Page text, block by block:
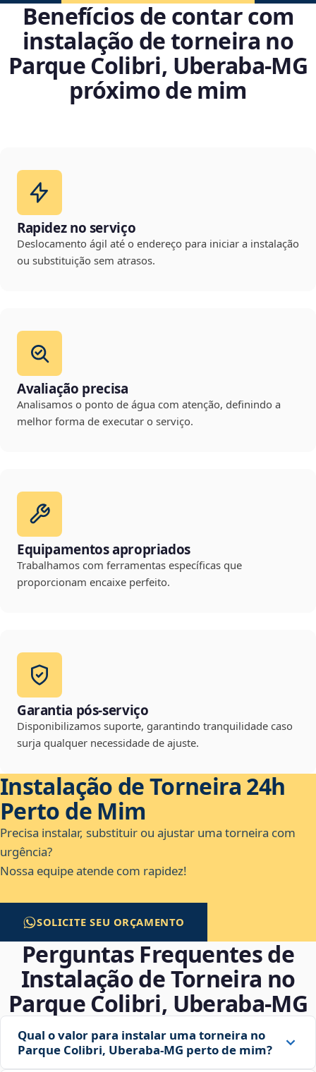
Benefícios de contar com
instalação de torneira no
Parque Colibri, Uberaba‑MG
próximo de mim
Rapidez no serviço
Deslocamento ágil até o endereço para iniciar a instalação
ou substituição sem atrasos.
Avaliação precisa
Analisamos o ponto de água com atenção, definindo a
melhor forma de executar o serviço.
Equipamentos apropriados
Trabalhamos com ferramentas específicas que
proporcionam encaixe perfeito.
Garantia pós-serviço
Disponibilizamos suporte, garantindo tranquilidade caso
surja qualquer necessidade de ajuste.
Instalação de Torneira 24h
Perto de Mim
Precisa instalar, substituir ou ajustar uma torneira com
urgência?
Nossa equipe atende com rapidez!
SOLICITE SEU ORÇAMENTO
Perguntas Frequentes de
Instalação de Torneira no
Parque Colibri, Uberaba‑MG
Qual o valor para instalar uma torneira no
Parque Colibri, Uberaba‑MG perto de mim?